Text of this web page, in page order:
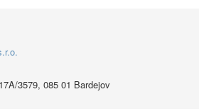
3579, 085 01 Bardejov